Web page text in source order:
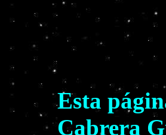
Esta
Cabrera